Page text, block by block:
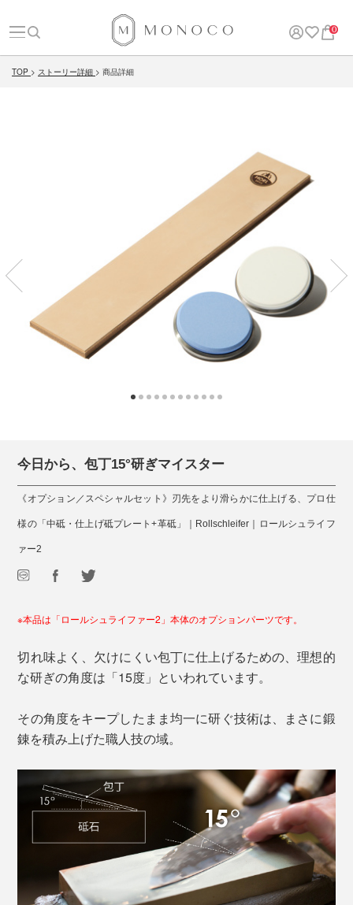
0
TOP ストーリー詳細 商品詳細
今日から、包丁15°研ぎマイスター
《オプション／スペシャルセット》刃先をより滑らかに仕上げる、プロ仕
様の「中砥・仕上げ砥プレート+革砥」｜Rollschleifer｜ロールシュライフ
ァー2
※本品は「ロールシュライファー2」本体のオプションパーツです。
切れ味よく、欠けにくい包丁に仕上げるための、理想的
な研ぎの角度は「15度」といわれています。
その角度をキープしたまま均一に研ぐ技術は、まさに鍛
錬を積み上げた職人技の域。